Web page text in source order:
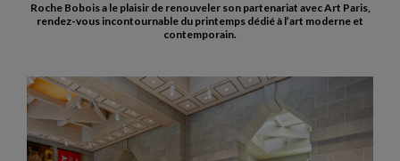
Roche Bobois a le plaisir de renouveler son partenariat avec Art Paris,
rendez-vous incontournable du printemps dédié à l’art moderne et
contemporain.